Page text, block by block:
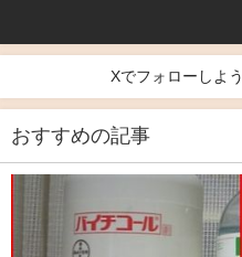
Xでフォローしよう
おすすめの記事